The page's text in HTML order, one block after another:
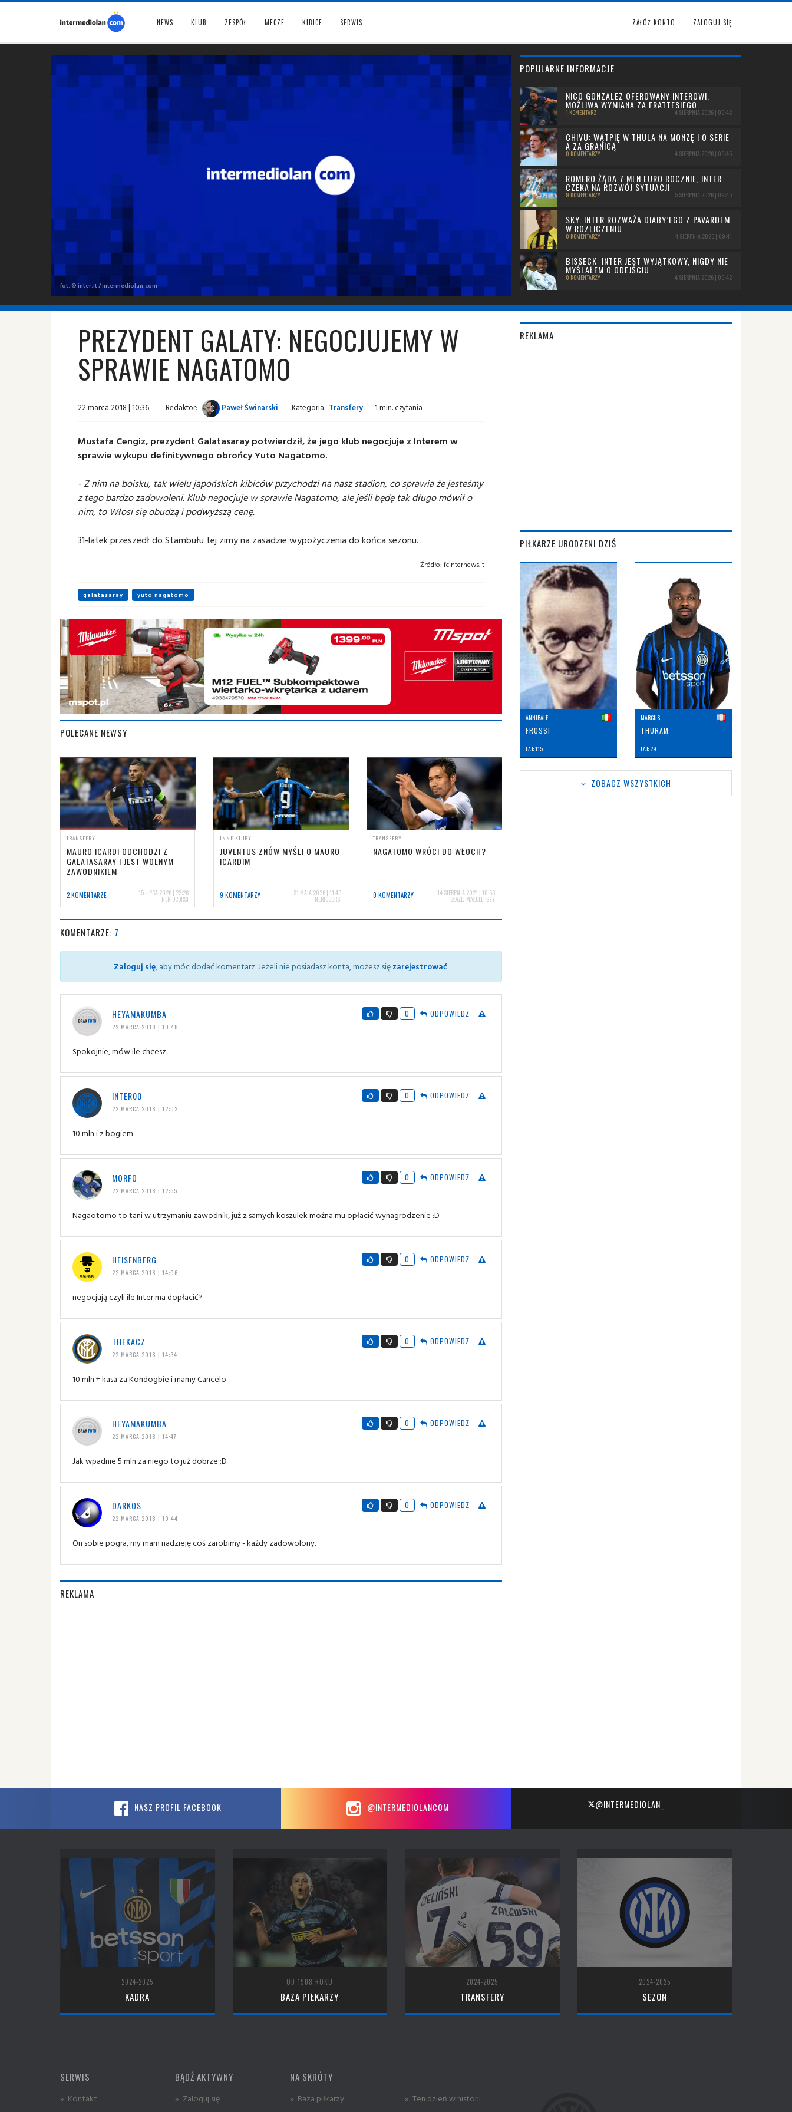
NEWS KLUB ZESPÓŁ MECZE KIBICE SERWIS ZAŁÓŻ KONTO ZALOGUJ SIĘ
fot. © inter.it / intermediolan.com
POPULARNE INFORMACJE
NICO GONZALEZ OFEROWANY INTEROWI,
MOŻLIWA WYMIANA ZA FRATTESIEGO
1 KOMENTARZ 4 SIERPNIA 2026 | 09:42
CHIVU: WĄTPIĘ W THULA NA MONZĘ I O SERIE
A ZA GRANICĄ
0 KOMENTARZY 4 SIERPNIA 2026 | 09:45
ROMERO ŻĄDA 7 MLN EURO ROCZNIE, INTER
CZEKA NA ROZWÓJ SYTUACJI
9 KOMENTARZY 5 SIERPNIA 2026 | 09:45
SKY: INTER ROZWAŻA DIABY’EGO Z PAVARDEM
W ROZLICZENIU
0 KOMENTARZY 4 SIERPNIA 2026 | 09:41
BISSECK: INTER JEST WYJĄTKOWY, NIGDY NIE
MYŚLAŁEM O ODEJŚCIU
0 KOMENTARZY 4 SIERPNIA 2026 | 09:42
PREZYDENT GALATY: NEGOCJUJEMY W
SPRAWIE NAGATOMO
22 marca 2018 | 10:36 Redaktor: Paweł Świnarski Kategoria: Transfery 1 min. czytania
Mustafa Cengiz, prezydent Galatasaray potwierdził, że jego klub negocjuje z Interem w
sprawie wykupu definitywnego obrońcy Yuto Nagatomo.
- Z nim na boisku, tak wielu japońskich kibiców przychodzi na nasz stadion, co sprawia że jesteśmy
z tego bardzo zadowoleni. Klub negocjuje w sprawie Nagatomo, ale jeśli będę tak długo mówił o
nim, to Włosi się obudzą i podwyższą cenę.
31-latek przeszedł do Stambułu tej zimy na zasadzie wypożyczenia do końca sezonu.
Źródło: fcinternews.it
galatasaray yuto nagatomo
POLECANE NEWSY
TRANSFERY
MAURO ICARDI ODCHODZI Z
GALATASARAY I JEST WOLNYM
ZAWODNIKIEM
2 KOMENTARZE 15 LIPCA 2026 | 23:26
NERIOCORSI
INNE KLUBY
JUVENTUS ZNÓW MYŚLI O MAURO
ICARDIM
9 KOMENTARZY 31 MAJA 2026 | 11:40
NERIOCORSI
TRANSFERY
NAGATOMO WRÓCI DO WŁOCH?
0 KOMENTARZY 14 SIERPNIA 2021 | 10:53
BŁAŻEJ MAŁOLEPSZY
KOMENTARZE: 7
Zaloguj się, aby móc dodać komentarz. Jeżeli nie posiadasz konta, możesz sięzarejestrować.
HEYAMAKUMBA
22 MARCA 2018 | 10:48
0 ODPOWIEDZ
Spokojnie, mów ile chcesz.
INTER00
22 MARCA 2018 | 12:02
0 ODPOWIEDZ
10 mln i z bogiem
MORFO
22 MARCA 2018 | 12:55
0 ODPOWIEDZ
Nagaotomo to tani w utrzymaniu zawodnik, już z samych koszulek można mu opłacić wynagrodzenie :D
HEISENBERG
22 MARCA 2018 | 14:06
0 ODPOWIEDZ
negocjują czyli ile Inter ma dopłacić?
THEKACZ
22 MARCA 2018 | 14:34
0 ODPOWIEDZ
10 mln + kasa za Kondogbie i mamy Cancelo
HEYAMAKUMBA
22 MARCA 2018 | 14:47
0 ODPOWIEDZ
Jak wpadnie 5 mln za niego to już dobrze ;D
DARKOS
22 MARCA 2018 | 19:44
0 ODPOWIEDZ
On sobie pogra, my mam nadzieję coś zarobimy - każdy zadowolony.
REKLAMA
REKLAMA
PIŁKARZE URODZENI DZIŚ
ANNIBALE
FROSSI
LAT: 115
MARCUS
THURAM
LAT: 29
ZOBACZ WSZYSTKICH
NASZ PROFIL FACEBOOK @INTERMEDIOLANCOM @INTERMEDIOLAN_
2024-2025
KADRA
OD 1908 ROKU
BAZA PIŁKARZY
2024-2025
TRANSFERY
2024-2025
SEZON
SERWIS
» Kontakt
BĄDŹ AKTYWNY
» Zaloguj się
NA SKRÓTY
» Baza piłkarzy
» Ten dzień w historii